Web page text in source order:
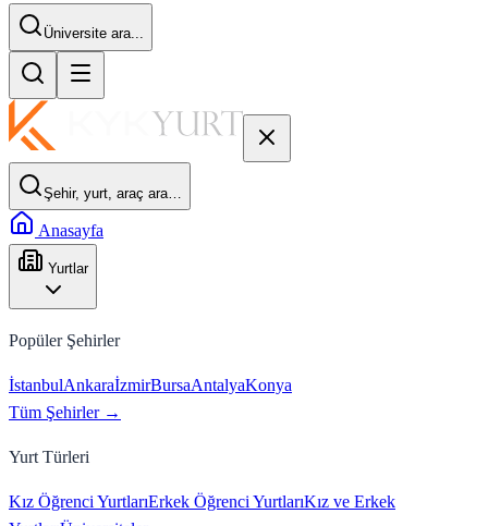
Üniversite ara...
Şehir, yurt, araç ara…
Anasayfa
Yurtlar
Popüler Şehirler
İstanbulAnkaraİzmirBursaAntalyaKonya
Tüm Şehirler →
Yurt Türleri
Kız Öğrenci YurtlarıErkek Öğrenci YurtlarıKız ve Erkek